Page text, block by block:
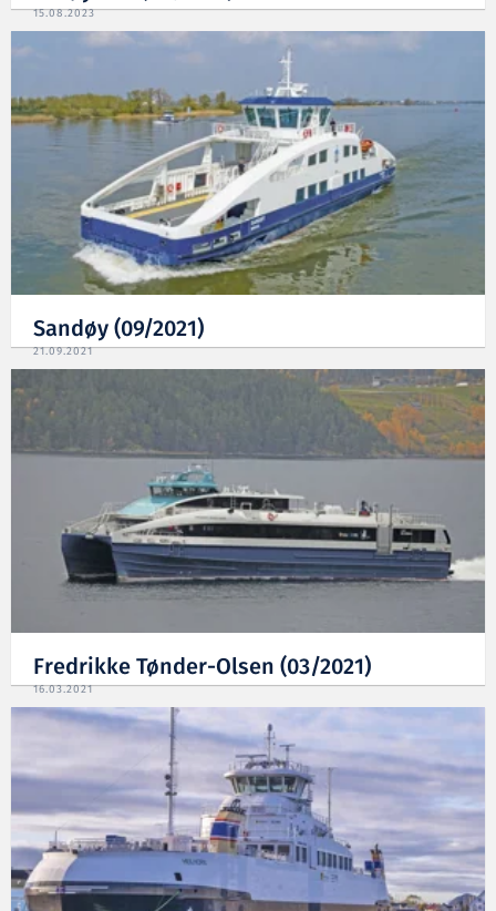
15.08.2023
Sandøy (09/2021)
21.09.2021
Fredrikke Tønder-Olsen (03/2021)
16.03.2021